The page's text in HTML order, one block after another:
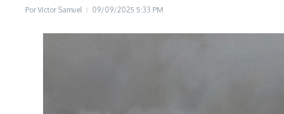
PorVictor Samuel 09/09/2025 5:33 PM